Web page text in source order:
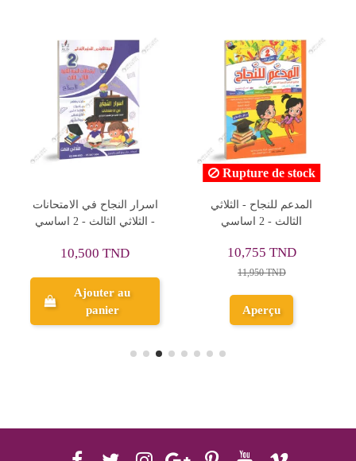
اسرار النجاح في الامتحانات
- الثلاثي الثالث - 2 اساسي
10,500 TND
Ajouter au
panier
Rupture de stock
المدعم للنجاح - الثلاثي
الثالث - 2 اساسي
10,755 TND
11,950 TND
Aperçu